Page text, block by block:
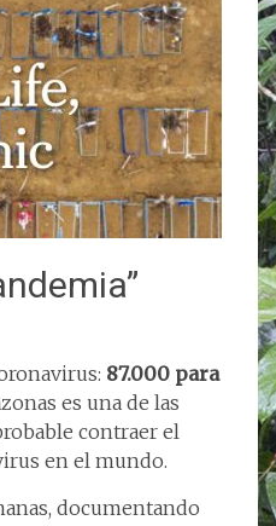
87.000 para
es una de las
contraer el
en el mundo.
documentando